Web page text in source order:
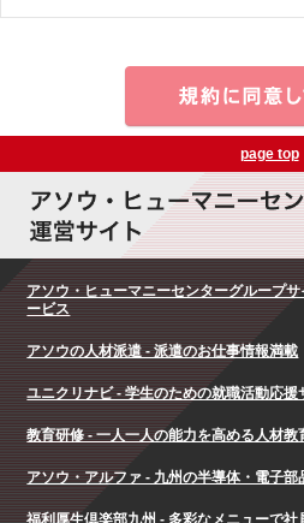
page top
アソウ・ヒューマニーセンターグループ
ービス
アソウの人材派遣 - 派遣のお仕事情報満載
ユニクリナビ - 学生のための就職活動応援
教育研修 - 一人一人の能力を高める人材教
アソウ・アルファ - 九州の半導体・電子部
福利厚生倶楽部九州 - 多彩なメニューで社